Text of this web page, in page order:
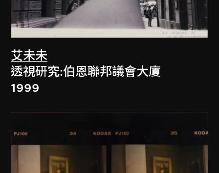
艾未未
透視研究:伯恩聯邦議會大廈
1999